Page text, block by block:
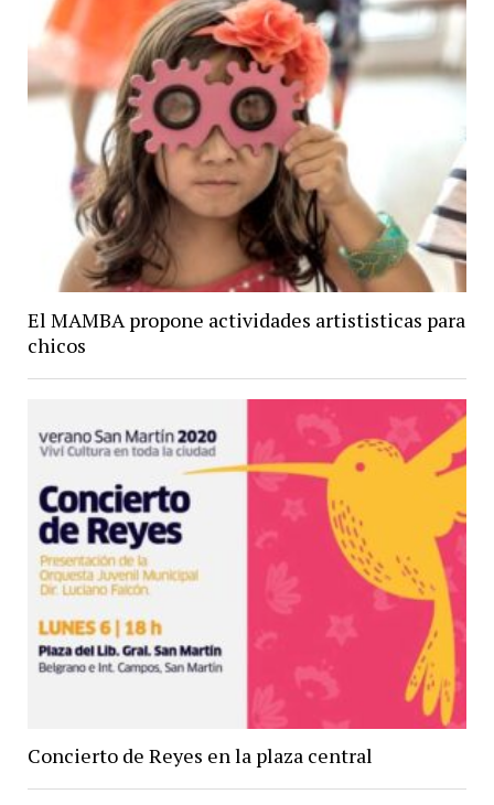
El MAMBA propone actividades artististicas para
chicos
Concierto de Reyes en la plaza central